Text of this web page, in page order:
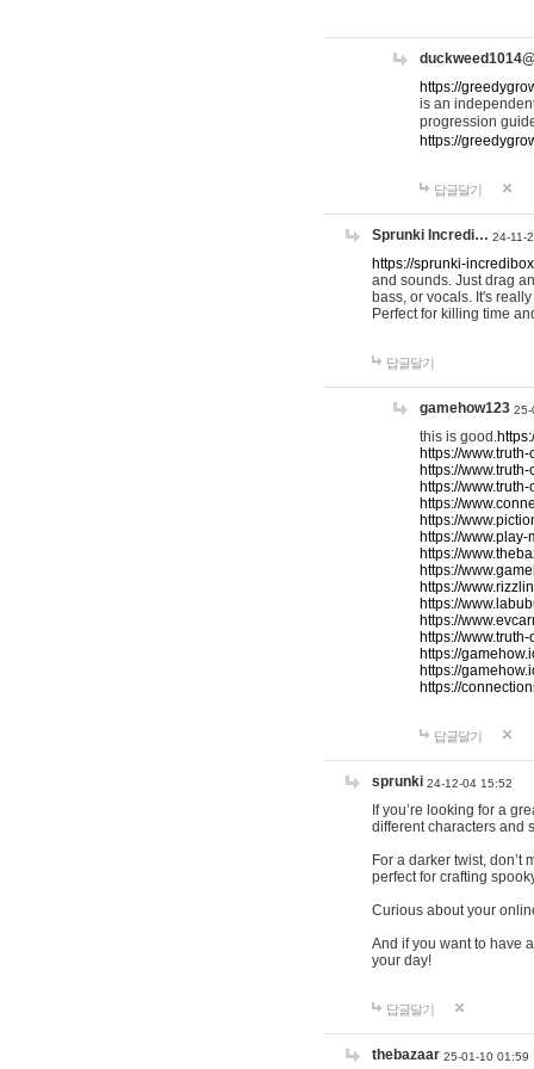
https://
is an
progression
https://
답글달기
Sprunki Incredi… 24-11-
https://sprunki-
and sounds. Just drag
bass, or vocals. It's
Perfect for killing time
답글달기
gamehow123 25-
this is good.
https://
https://
https://
https://
https://
https://
https://
https://
https://
https://
https://
https://
https://
https://
https://
답글달기
sprunki 24-12-04 15:52
If you’re looking for a
different characters and
For a darker twist, don’t
perfect for crafting
Curious about your
And if you want to have
your day!
답글달기
thebazaar 25-01-10 01:59